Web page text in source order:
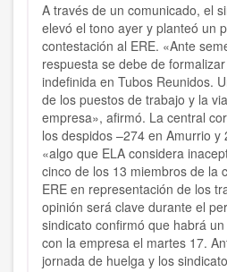
A través de un comunicado, el
elevó el tono ayer y planteó un
contestación al ERE. «Ante
respuesta se debe de
indefinida en Tubos Reunidos.
de los puestos de trabajo y la
empresa», afirmó. La central
los despidos –274 en Amurrio y
«algo que ELA considera
cinco de los 13 miembros de la
ERE en representación de los
opinión será clave durante el
sindicato confirmó que habrá
con la empresa el martes 17.
jornada de huelga y los